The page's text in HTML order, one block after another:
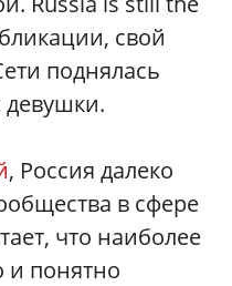
свой
поднялась
девушки.
, Россия далеко
в сфере
что наиболее
и понятно